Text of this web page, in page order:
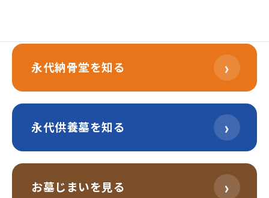
永代納骨堂を知る ›
永代供養墓を知る ›
お墓じまいを見る ›